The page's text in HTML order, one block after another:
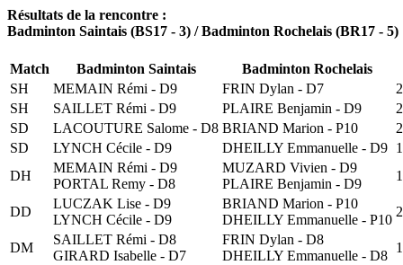
Résultats de la rencontre :
Badminton Saintais (BS17 - 3) / Badminton Rochelais (BR17 - 5)
Match Badminton Saintais
Badminton Rochelais
SH
MEMAIN Rémi - D9 FRIN Dylan - D7
SH
SAILLET Rémi - D9 PLAIRE Benjamin - D9
SD
LACOUTURE Salome - D8 BRIAND Marion - P10
SD
LYNCH Cécile - D9 DHEILLY Emmanuelle - D9
DH
MEMAIN Rémi - D9
PORTAL Remy - D8
MUZARD Vivien - D9
PLAIRE Benjamin - D9
DD
LUCZAK Lise - D9
LYNCH Cécile - D9
BRIAND Marion - P10
DHEILLY Emmanuelle - P10
DM
SAILLET Rémi - D8
GIRARD Isabelle - D7
FRIN Dylan - D8
DHEILLY Emmanuelle - D8